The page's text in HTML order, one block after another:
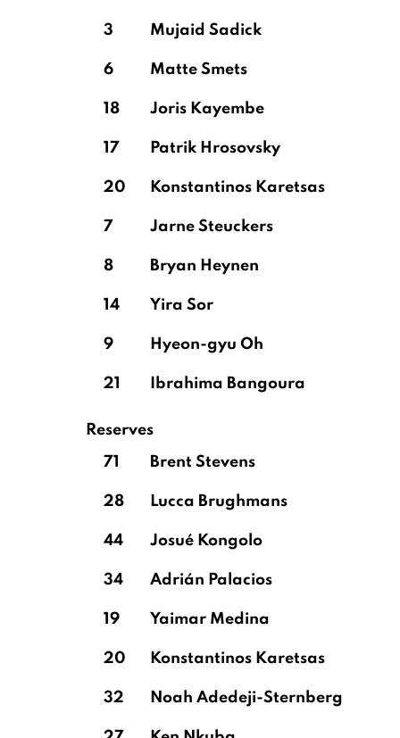
3 Mujaid Sadick
6 Matte Smets
18 Joris Kayembe
17 Patrik Hrosovsky
20 Konstantinos Karetsas
7 Jarne Steuckers
8 Bryan Heynen
14 Yira Sor
9 Hyeon-gyu Oh
21 Ibrahima Bangoura
Reserves
71
Brent Stevens
28 Lucca Brughmans
44 Josué Kongolo
34 Adrián Palacios
19 Yaimar Medina
20 Konstantinos Karetsas
32 Noah Adedeji-Sternberg